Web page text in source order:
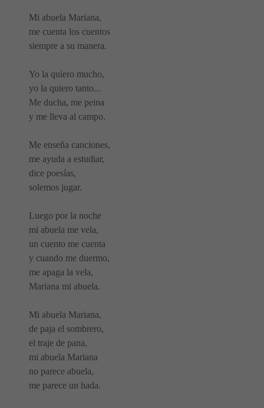
Mi abuela Mariana,
me cuenta los cuentos
siempre a su manera.
Yo la quiero mucho,
yo la quiero tanto...
Me ducha, me peina
y me lleva al campo.
Me enseña canciones,
me ayuda a estudiar,
dice poesías,
solemos jugar.
Luego por la noche
mi abuela me vela,
un cuento me cuenta
y cuando me duermo,
me apaga la vela,
Mariana mi abuela.
Mi abuela Mariana,
de paja el sombrero,
el traje de pana,
mi abuela Mariana
no parece abuela,
me parece un hada.